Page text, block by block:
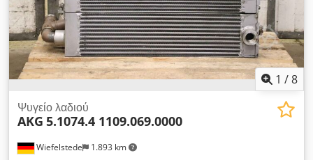
1 /8
Wiefelstede 1.893 km
Ψυγείο λαδιού
AKG 5.1074.4 1109.069.0000